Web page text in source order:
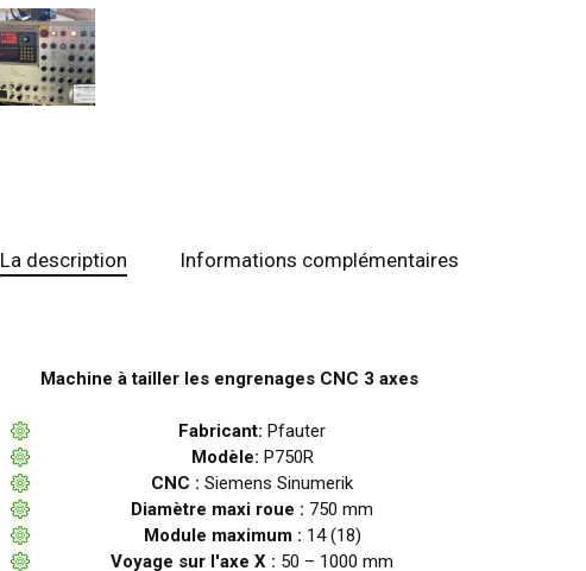
La description Informations complémentaires
Machine à tailler les engrenages CNC 3 axes
Fabricant: Pfauter
Modèle: P750R
CNC : Siemens Sinumerik
Diamètre maxi roue : 750 mm
Module maximum : 14 (18)
Voyage sur l'axe X : 50 – 1000 mm